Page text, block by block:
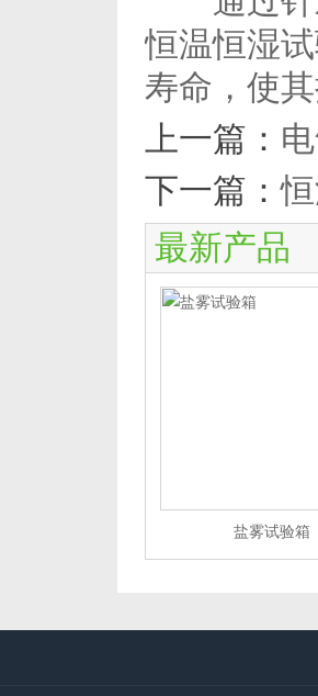
恒温恒湿
寿命，使
上一篇：
下一篇：
最新产品
盐雾试验箱